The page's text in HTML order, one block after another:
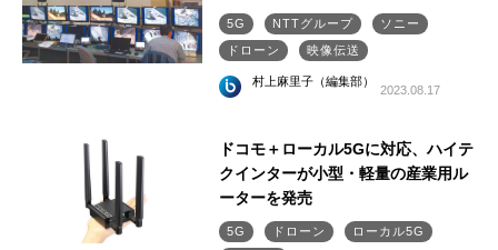
5G NTTグループ
ソニー
ドローン
映像伝送
村上麻里子（編集部）
2023.08.17
ドコモ＋ローカル5Gに対応、ハイテ
クインターが小型・軽量の産業用ル
ーターを発売
5G ドローン
ローカル5G